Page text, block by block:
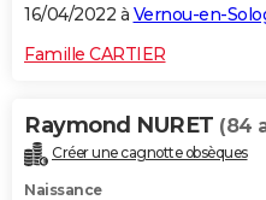
16/04/2022 à Vernou-en-
Famille CARTIER
Raymond NURET (84
Créer une cagnotte obsèques
Naissance